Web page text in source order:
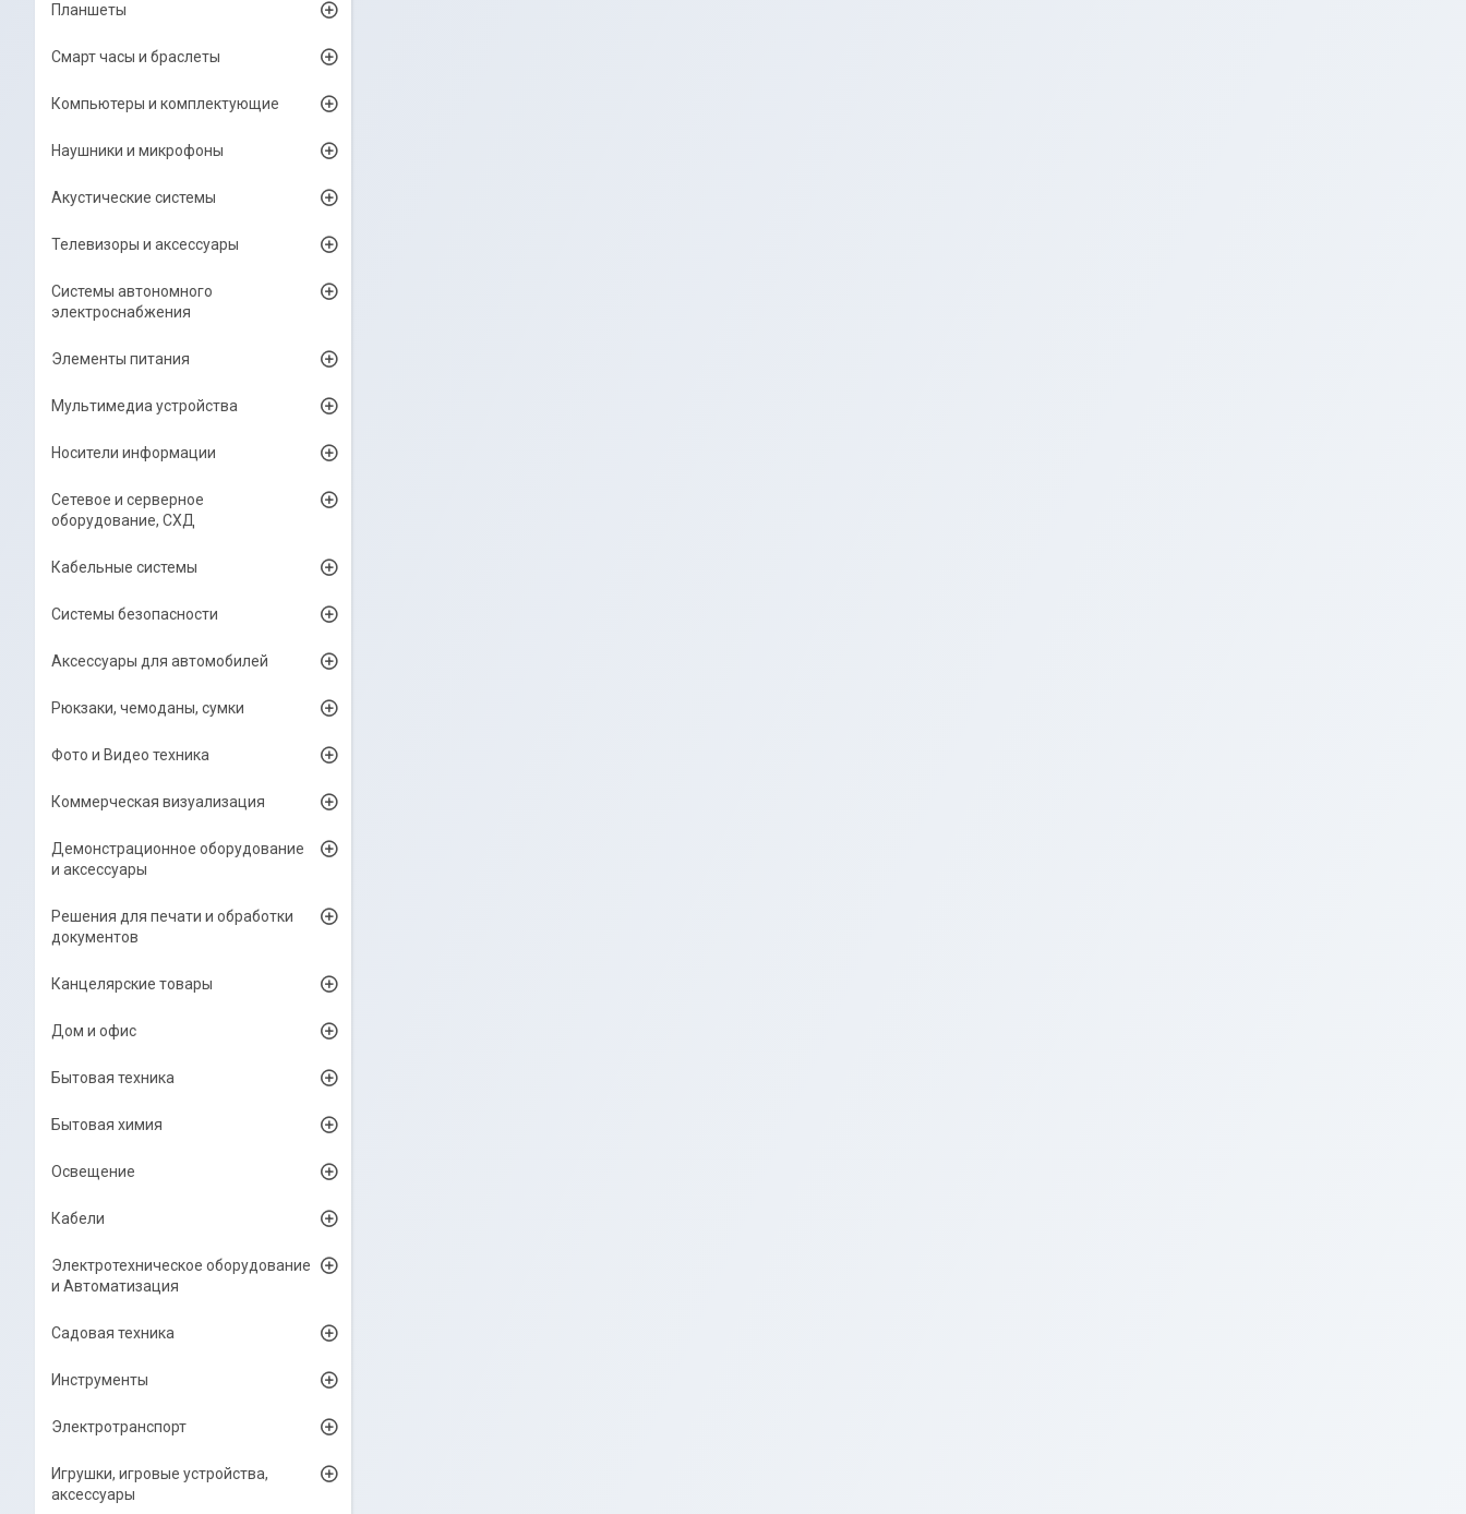
Планшеты
Смарт часы и браслеты
Компьютеры и комплектующие
Наушники и микрофоны
Акустические системы
Телевизоры и аксессуары
Системы автономного
электроснабжения
Элементы питания
Мультимедиа устройства
Носители информации
Сетевое и серверное
оборудование, СХД
Кабельные системы
Системы безопасности
Аксессуары для автомобилей
Рюкзаки, чемоданы, сумки
Фото и Видео техника
Коммерческая визуализация
Демонстрационное оборудование
и аксессуары
Решения для печати и обработки
документов
Канцелярские товары
Дом и офис
Бытовая техника
Бытовая химия
Освещение
Кабели
Электротехническое оборудование
и Автоматизация
Садовая техника
Инструменты
Электротранспорт
Игрушки, игровые устройства,
аксессуары